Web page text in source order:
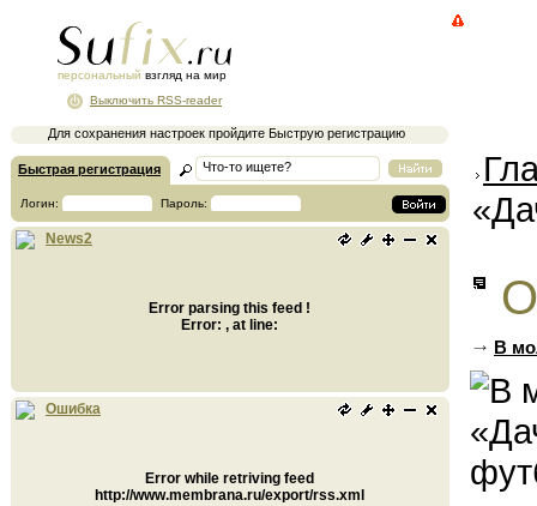
персональный взгляд на мир
Для сохранения настроек пройдите Быструю регистрацию
Выключить RSS-reader
Быстрая регистрация
Логин: Пароль:
News2
Error parsing this feed !
Error: , at line:
Ошибка
Error while retriving feed
http://www.membrana.ru/export/rss.xml
В